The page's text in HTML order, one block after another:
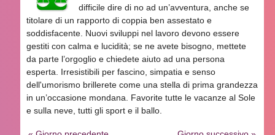
difficile dire di no ad un’avventura, anche se
titolare di un rapporto di coppia ben assestato e
soddisfacente. Nuovi sviluppi nel lavoro devono essere
gestiti con calma e lucidità; se ne avete bisogno, mettete
da parte l’orgoglio e chiedete aiuto ad una persona
esperta. Irresistibili per fascino, simpatia e senso
dell'umorismo brillerete come una stella di prima grandezza
in un’occasione mondana. Favorite tutte le vacanze al Sole
e sulla neve, tutti gli sport e il ballo.